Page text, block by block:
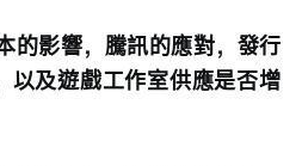
的影響，騰訊的應對，發行
以及遊戲工作室供應是否增